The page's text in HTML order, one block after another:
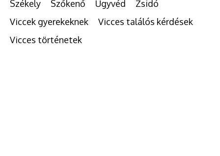
Székely
Szőkenő Ügyvéd
Zsidó
Viccek gyerekeknek
Vicces találós kérdések
Vicces történetek